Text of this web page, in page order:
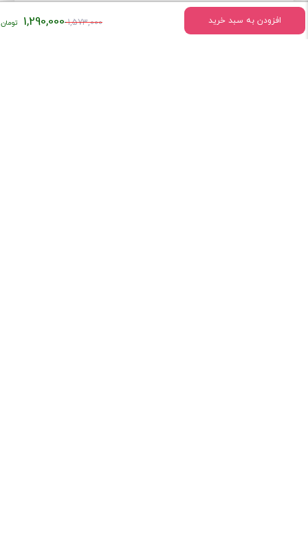
افزودن به سبد خرید 1,573,000قیمت
1,290,000
اطلاعات تماس
تهران - میدان انقلاب خیابان وحیدنظری بین خیابان دانشگاه و